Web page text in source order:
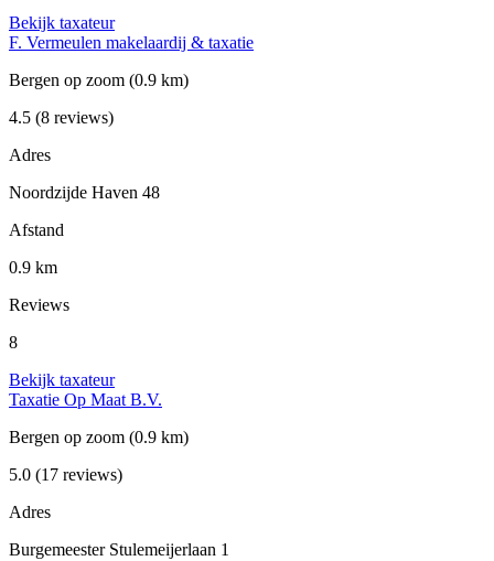
Bekijk taxateur
F. Vermeulen makelaardij & taxatie
Bergen op zoom (0.9 km)
4.5 (8 reviews)
Adres
Noordzijde Haven 48
Afstand
0.9 km
Reviews
8
Bekijk taxateur
Taxatie Op Maat B.V.
Bergen op zoom (0.9 km)
5.0 (17 reviews)
Adres
Burgemeester Stulemeijerlaan 1